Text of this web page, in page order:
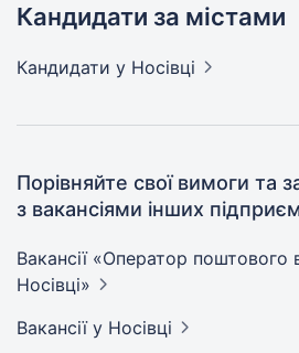
Кандидати за містами
Кандидати у Носівці
Порівняйте свої вимоги та
з вакансіями інших
Вакансії «Оператор поштового
Носівці»
Вакансії у Носівці